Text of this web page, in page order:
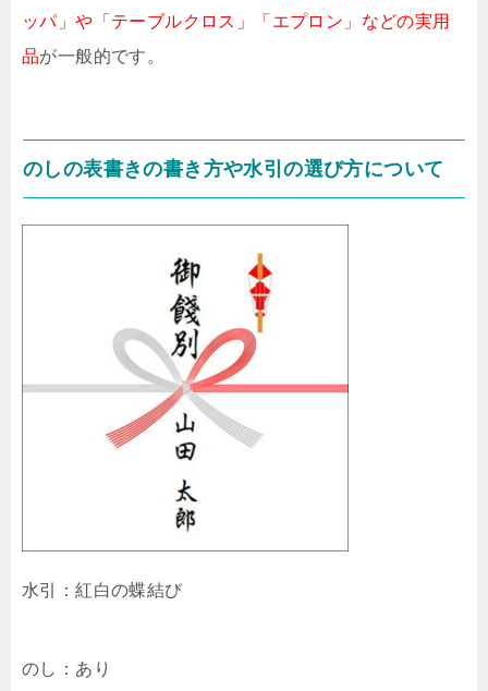
ッパ」や「テーブルクロス」「エプロン」などの実用
品が一般的です。
のしの表書きの書き方や水引の選び方について
水引：紅白の蝶結び
のし：あり